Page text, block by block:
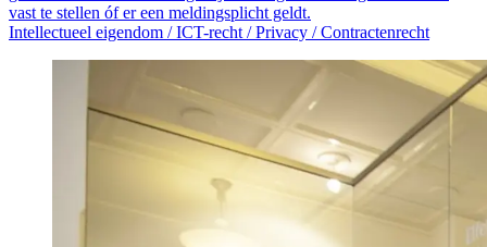
vast te stellen óf er een meldingsplicht geldt.
Intellectueel eigendom /ICT-recht /Privacy /Contractenrecht